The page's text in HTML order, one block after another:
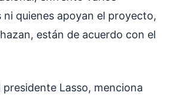
ni quienes apoyan el proyecto,
están de acuerdo con el
presidente Lasso, menciona